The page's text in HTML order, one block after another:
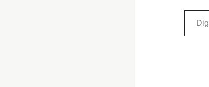
Digita la tua e-mail...